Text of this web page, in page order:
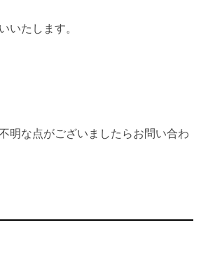
いたします。
明な点がございましたらお問い合わ